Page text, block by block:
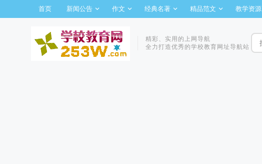
首页 新闻公告 作文 经典名著 精品范文 教学资源
精彩、实用的上网导航
全力打造优秀的学校教育网址导航站